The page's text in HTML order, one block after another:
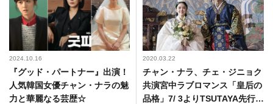
2024.10.16
『グッド・パートナー』出演！
人気韓国女優チャン・ナラの魅
力と華麗なる芸歴☆
2020.03.22
チャン・ナラ、チェ・ジニョク
共演宮中ラブロマンス「皇后の
品格」7/ 3よりTSUTAYA先行で